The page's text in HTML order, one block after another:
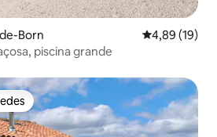
Born 4,89 de uma
4,89 (19)
piscina grande
dos hóspedes